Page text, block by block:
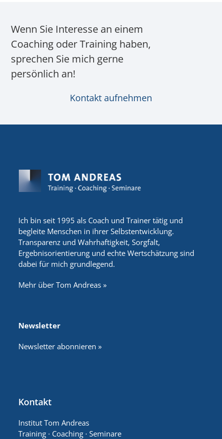
Wenn Sie Interesse an einem
Coaching oder Training haben,
sprechen Sie mich gerne
persönlich an!
Kontakt aufnehmen
Ich bin seit 1995 als Coach und Trainer tätig und
begleite Menschen in ihrer Selbstentwicklung.
Transparenz und Wahrhaftigkeit, Sorgfalt,
Ergebnisorientierung und echte Wertschätzung sind
dabei für mich grundlegend.
Mehr über Tom Andreas »
Newsletter
Newsletter abonnieren »
Kontakt
Institut Tom Andreas
Training · Coaching · Seminare